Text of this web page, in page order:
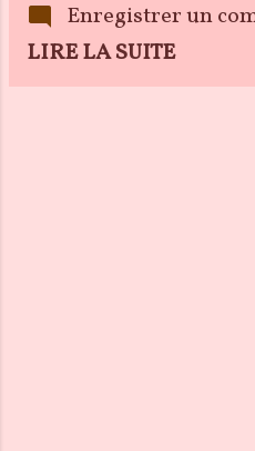
Enregistrer un
LIRE LA SUITE